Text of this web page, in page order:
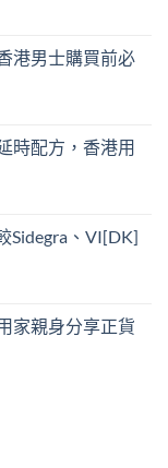
港男士購買前必
時配方，香港用
Sidegra、VI[DK]
家親身分享正貨